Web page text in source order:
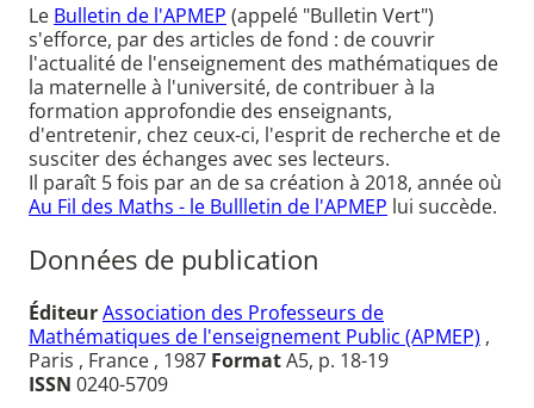
Le Bulletin de l'APMEP (appelé "Bulletin Vert")
s'efforce, par des articles de fond : de couvrir
l'actualité de l'enseignement des mathématiques de
la maternelle à l'université, de contribuer à la
formation approfondie des enseignants,
d'entretenir, chez ceux-ci, l'esprit de recherche et de
susciter des échanges avec ses lecteurs.
Il paraît 5 fois par an de sa création à 2018, année où
Au Fil des Maths - le Bullletin de l'APMEP lui succède.
Données de publication
ÉditeurAssociation des Professeurs de
Mathématiques de l'enseignement Public (APMEP) ,
Paris , France , 1987 FormatA5, p. 18-19
ISSN 0240-5709